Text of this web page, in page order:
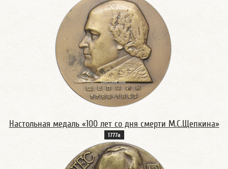
Настольная медаль «100 лет со дня смерти М.С.Щепкина»
1777а